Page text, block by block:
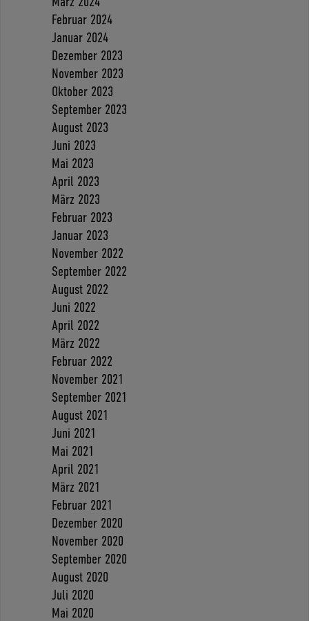
Februar 2024
Januar 2024
Dezember 2023
November 2023
Oktober 2023
September 2023
August 2023
Juni 2023
Mai 2023
April 2023
März 2023
Februar 2023
Januar 2023
November 2022
September 2022
August 2022
Juni 2022
April 2022
März 2022
Februar 2022
November 2021
September 2021
August 2021
Juni 2021
Mai 2021
April 2021
März 2021
Februar 2021
Dezember 2020
November 2020
September 2020
August 2020
Juli 2020
Mai 2020